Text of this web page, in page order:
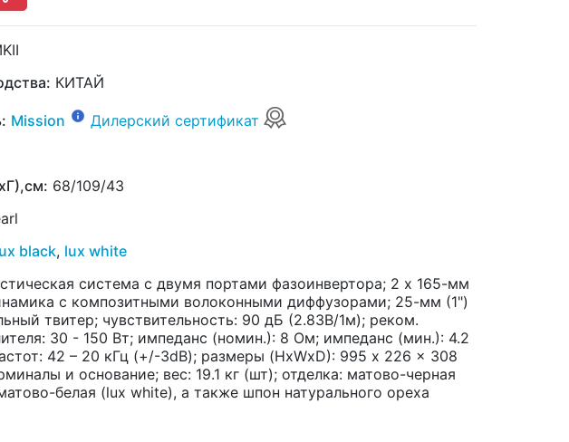
КИТАЙ
Mission
Дилерский сертификат
68/109/43
black, lux white
система с двумя портами фазоинвертора; 2 х 165-мм
с композитными волоконными диффузорами; 25-мм (1")
твитер; чувствительность: 90 дБ (2.83В/1м); реком.
30 - 150 Вт; импеданс (номин.): 8 Ом; импеданс (мин.): 4.2
42 – 20 кГц (+/-3dB); размеры (HxWxD): 995 x 226 x 308
и основание; вес: 19.1 кг (шт); отделка: матово-черная
белая (lux white), а также шпон натурального ореха